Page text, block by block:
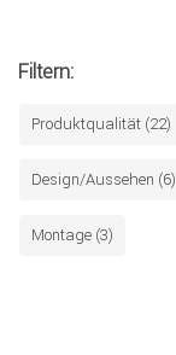
Filtern:
Produktqualität (22)
Design/Aussehen (6)
Montage (3)